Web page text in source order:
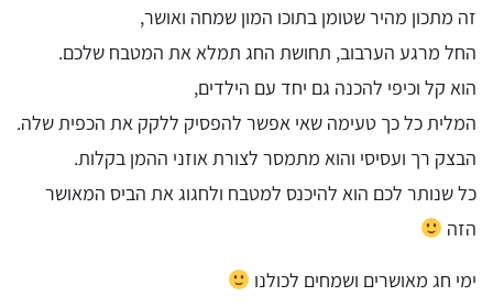
זה מתכון מהיר שטומן בתוכו המון שמחה ואושר,
החל מרגע הערבוב, תחושת החג תמלא את המטבח שלכם.
הוא קל וכיפי להכנה גם יחד עם הילדים,
המלית כל כך טעימה שאי אפשר להפסיק ללקק את הכפית שלה.
הבצק רך ועסיסי והוא מתמסר לצורת אוזני ההמן בקלות.
כל שנותר לכם הוא להיכנס למטבח ולחגוג את הביס המאושר
הזה
ימי חג מאושרים ושמחים לכולנו